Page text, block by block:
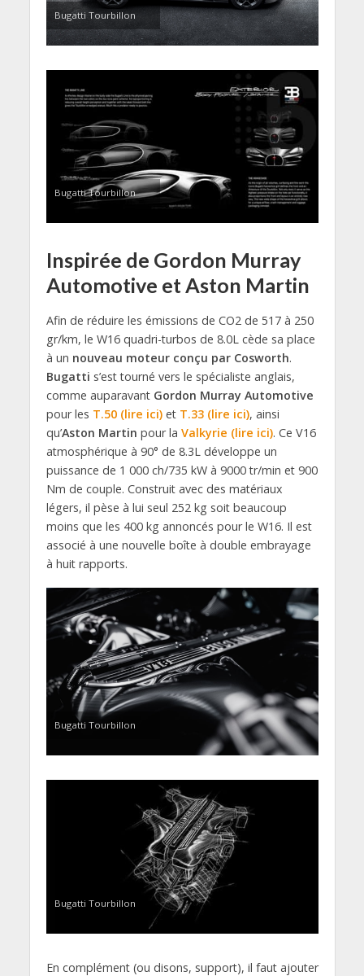
Bugatti Tourbillon
Bugatti Tourbillon
Inspirée de Gordon Murray
Automotive et Aston Martin
Afin de réduire les émissions de CO2 de 517 à 250
gr/km, le W16 quadri-turbos de 8.0L cède sa place
à un nouveau moteur conçu par Cosworth.
Bugatti s’est tourné vers le spécialiste anglais,
comme auparavant Gordon Murray Automotive
pour les T.50 (lire ici)et T.33 (lire ici), ainsi
qu’Aston Martin pour la Valkyrie (lire ici). Ce V16
atmosphérique à 90° de 8.3L développe un
puissance de 1 000 ch/735 kW à 9000 tr/min et 900
Nm de couple. Construit avec des matériaux
légers, il pèse à lui seul 252 kg soit beaucoup
moins que les 400 kg annoncés pour le W16. Il est
associé à une nouvelle boîte à double embrayage
à huit rapports.
Bugatti Tourbillon
Bugatti Tourbillon
En complément (ou disons, support), il faut ajouter